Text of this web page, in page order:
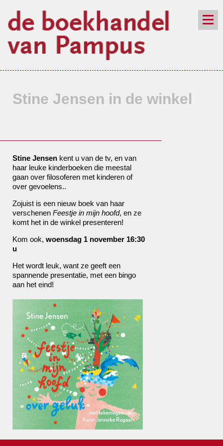
nieuwsbrief
Stine Jensen in de winkel
Stine Jensen kent u van de tv, en van
haar leuke kinderboeken die meestal
gaan over filosoferen met kinderen of
over gevoelens..
Zojuist is een nieuw boek van haar
verschenen Feestje in mijn hoofd, en ze
komt het in de winkel presenteren!
Kom ook, woensdag 1 november 16:30
u
Het wordt leuk, want ze geeft een
spannende presentatie, met een bingo
aan het eind!